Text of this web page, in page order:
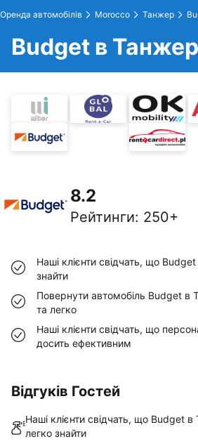
Оренда автомобілів Morocco Танжер
Budget в Танжер
8.2
Рейтинги: 250+
Наші клієнти свідчать, що
знайти
Повернути автомобіль Budget в
та легко
Наші клієнти свідчать, що
досить ефективним
Відгуків Гостей
Наші клієнти свідчать, що Budget
легко знайти